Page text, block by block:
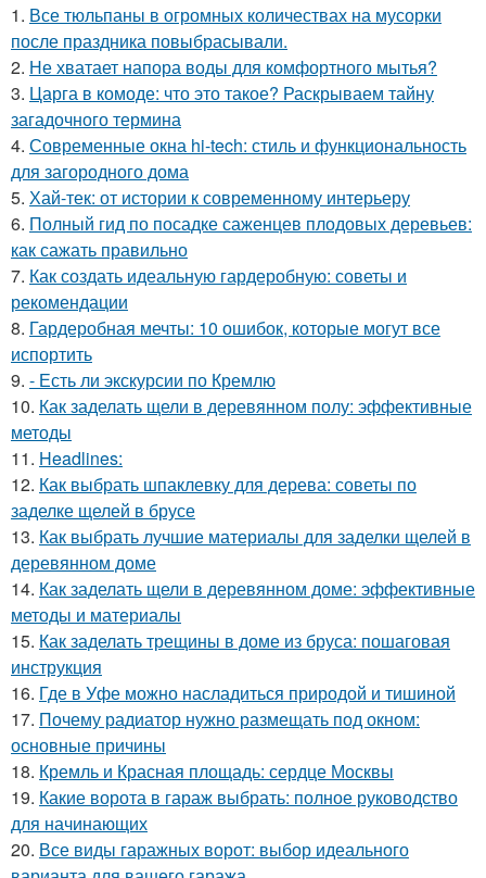
1. Все тюльпаны в огромных количествах на мусорки
после праздника повыбрасывали.
2. Не хватает напора воды для комфортного мытья?
3. Царга в комоде: что это такое? Раскрываем тайну
загадочного термина
4. Современные окна hi-tech: стиль и функциональность
для загородного дома
5. Хай-тек: от истории к современному интерьеру
6. Полный гид по посадке саженцев плодовых деревьев:
как сажать правильно
7. Как создать идеальную гардеробную: советы и
рекомендации
8. Гардеробная мечты: 10 ошибок, которые могут все
испортить
9. - Есть ли экскурсии по Кремлю
10. Как заделать щели в деревянном полу: эффективные
методы
11. Headlines:
12. Как выбрать шпаклевку для дерева: советы по
заделке щелей в брусе
13. Как выбрать лучшие материалы для заделки щелей в
деревянном доме
14. Как заделать щели в деревянном доме: эффективные
методы и материалы
15. Как заделать трещины в доме из бруса: пошаговая
инструкция
16. Где в Уфе можно насладиться природой и тишиной
17. Почему радиатор нужно размещать под окном:
основные причины
18. Кремль и Красная площадь: сердце Москвы
19. Какие ворота в гараж выбрать: полное руководство
для начинающих
20. Все виды гаражных ворот: выбор идеального